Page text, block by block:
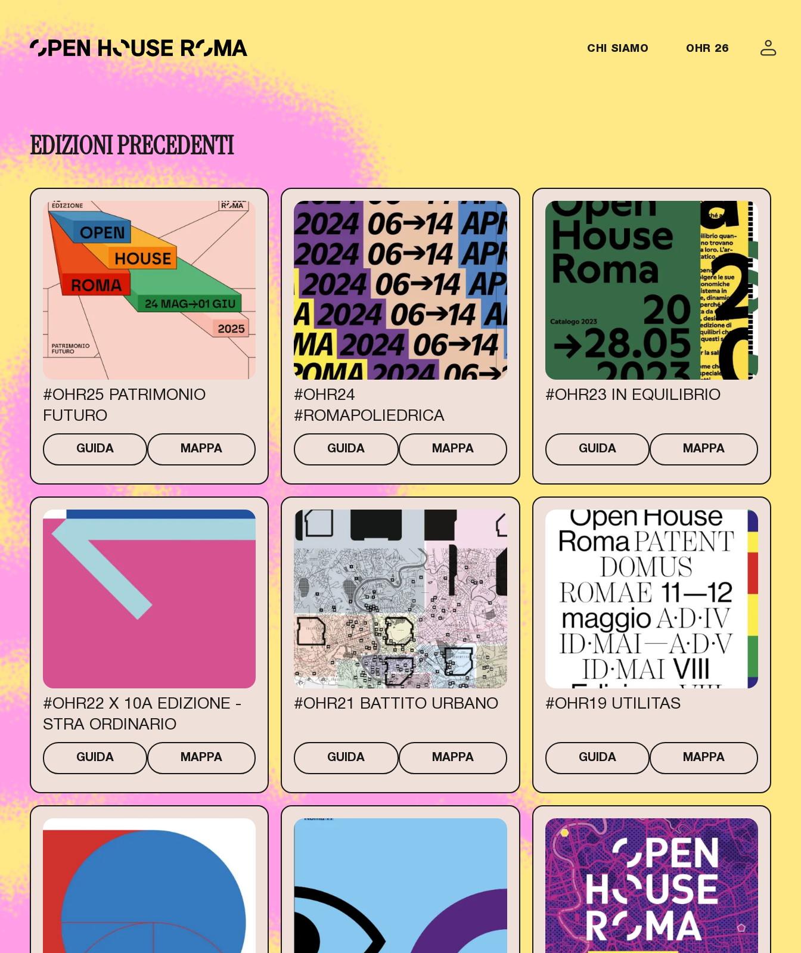
MENU-OHR26
CHI SIAMO OHR 26
EDIZIONI PRECEDENTI
#OHR25 PATRIMONIO
FUTURO
GUIDA MAPPA
#OHR24
#ROMAPOLIEDRICA
GUIDA MAPPA
#OHR23 IN EQUILIBRIO
GUIDA MAPPA
#OHR22 X 10A EDIZIONE -
STRA ORDINARIO
GUIDA MAPPA
#OHR21 BATTITO URBANO
GUIDA MAPPA
#OHR19 UTILITAS
GUIDA MAPPA